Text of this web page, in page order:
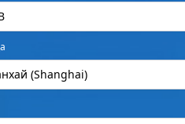
(Shanghai)